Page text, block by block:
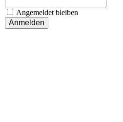
Angemeldet bleiben